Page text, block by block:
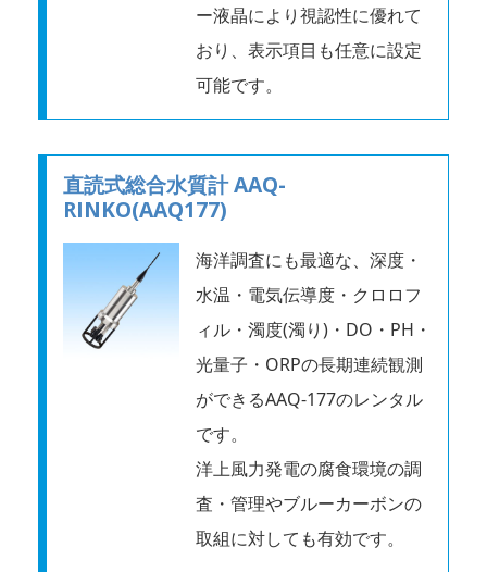
ー液晶により視認性に優れて
おり、表示項目も任意に設定
可能です。
直読式総合水質計 AAQ-
RINKO(AAQ177)
海洋調査にも最適な、深度・
水温・電気伝導度・クロロフ
ィル・濁度(濁り)・DO・PH・
光量子・ORPの長期連続観測
ができるAAQ-177のレンタル
です。
洋上風力発電の腐食環境の調
査・管理やブルーカーボンの
取組に対しても有効です。